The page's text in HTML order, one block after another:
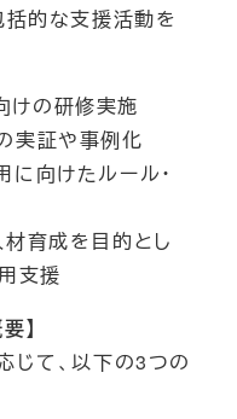
括的な支援活動を
けの研修実施
実証や事例化
向けたルール・
育成を目的とし
支援
】
じて、以下の3つの